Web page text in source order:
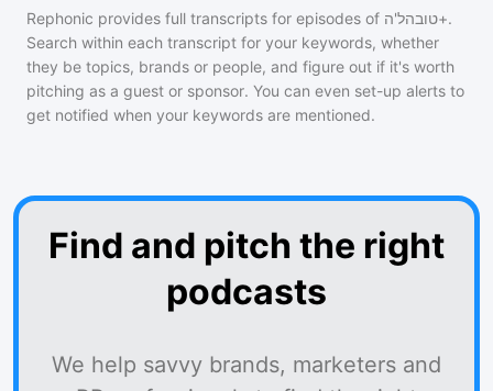
Rephonic provides full transcripts for episodes of טובהל'ה+.
Search within each transcript for your keywords, whether
they be topics, brands or people, and figure out if it's worth
pitching as a guest or sponsor. You can even set-up alerts to
get notified when your keywords are mentioned.
Find and pitch the right
podcasts
We help savvy brands, marketers and